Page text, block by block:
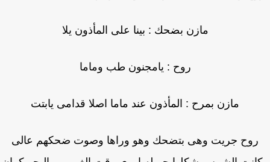
مازن بضحك : بينا على المأذون يلا
روح : يامجنون طب وماما
مازن بمرح : المأذون عند ماما اصلا قدامى يابتت
روح جريت وهى بتضحك وهو وراها وصوت ضحكهم عالى